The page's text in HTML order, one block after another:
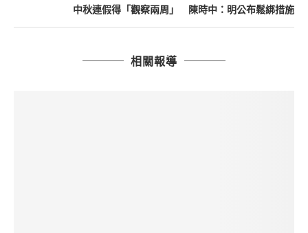
中秋連假得「觀察兩周」 陳時中：明公布鬆綁措施
相關報導